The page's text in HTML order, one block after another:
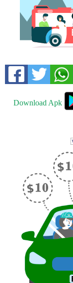
Download Apk